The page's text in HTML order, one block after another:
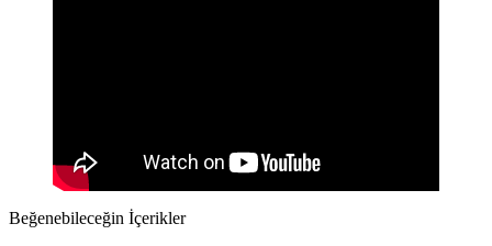
Beğenebileceğin İçerikler